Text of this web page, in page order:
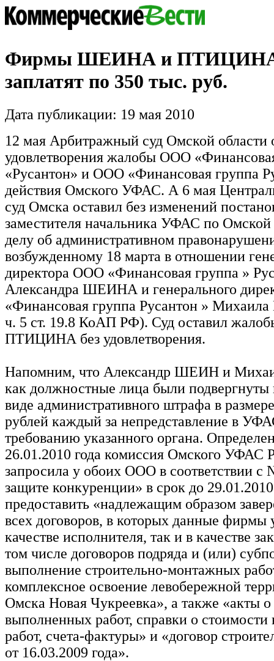
Фирмы ШЕИНА и ПТИЦИНА
заплатят по 350 тыс. руб.
Дата публикации: 19 мая 2010
12 мая Арбитражный суд Омской области
удовлетворения жалобы ООО
«Русантон» и ООО «Финансовая группа
действия Омского УФАС. А 6 мая
суд Омска оставил без изменений
заместителя начальника УФАС по Омской
делу об административном
возбужденному 18 марта в отношении
директора ООО «Финансовая группа »
Александра ШЕИНА и генерального
«Финансовая группа Русантон »
ч. 5 ст. 19.8 КоАП РФ). Суд оставил
ПТИЦИНА без удовлетворения.
Напомним, что Александр ШЕИН и
как должностные лица были подвергнуты
виде административного штрафа в
рублей каждый за непредставление в
требованию указанного органа.
26.01.2010 года комиссия Омского УФАС
запросила у обоих ООО в соответствии
защите конкуренции» в срок до 29.01.2010
предоставить «надлежащим образом
всех договоров, в которых данные фирмы
качестве исполнителя, так и в качестве
том числе договоров подряда и (или)
выполнение строительно-монтажных
комплексное освоение левобережной
Омска Новая Чукреевка», а также «акты
выполненных работ, справки о
работ, счета-фактуры» и «договор
от 16.03.2009 года».